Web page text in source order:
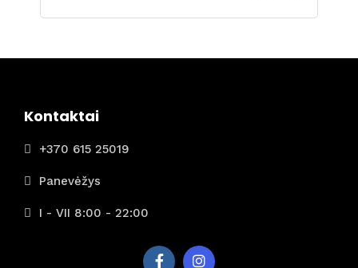
Kontaktai
+370 615 25019
Panevėžys
I - VII 8:00 - 22:00